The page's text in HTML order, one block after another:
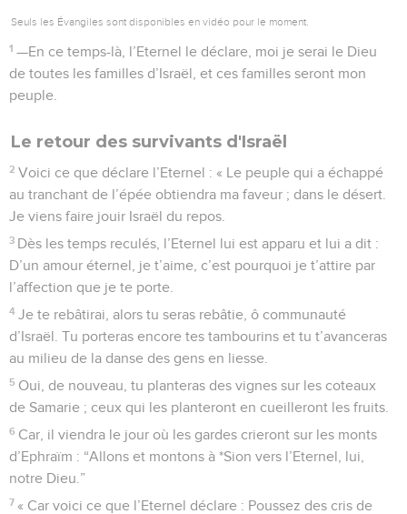
Seuls les Évangiles sont disponibles en vidéo pour le moment.
1 —En ce temps-là, l’Eternel le déclare, moi je serai le Dieu
de toutes les familles d’Israël, et ces familles seront mon
peuple.
Le retour des survivants d'Israël
2 Voici ce que déclare l’Eternel : « Le peuple qui a échappé
au tranchant de l’épée obtiendra ma faveur ; dans le désert.
Je viens faire jouir Israël du repos.
3 Dès les temps reculés, l’Eternel lui est apparu et lui a dit :
D’un amour éternel, je t’aime, c’est pourquoi je t’attire par
l’affection que je te porte.
4 Je te rebâtirai, alors tu seras rebâtie, ô communauté
d’Israël. Tu porteras encore tes tambourins et tu t’avanceras
au milieu de la danse des gens en liesse.
5 Oui, de nouveau, tu planteras des vignes sur les coteaux
de Samarie ; ceux qui les planteront en cueilleront les fruits.
6 Car, il viendra le jour où les gardes crieront sur les monts
d’Ephraïm : “Allons et montons à *Sion vers l’Eternel, lui,
notre Dieu.”
7 « Car voici ce que l’Eternel déclare : Poussez des cris de